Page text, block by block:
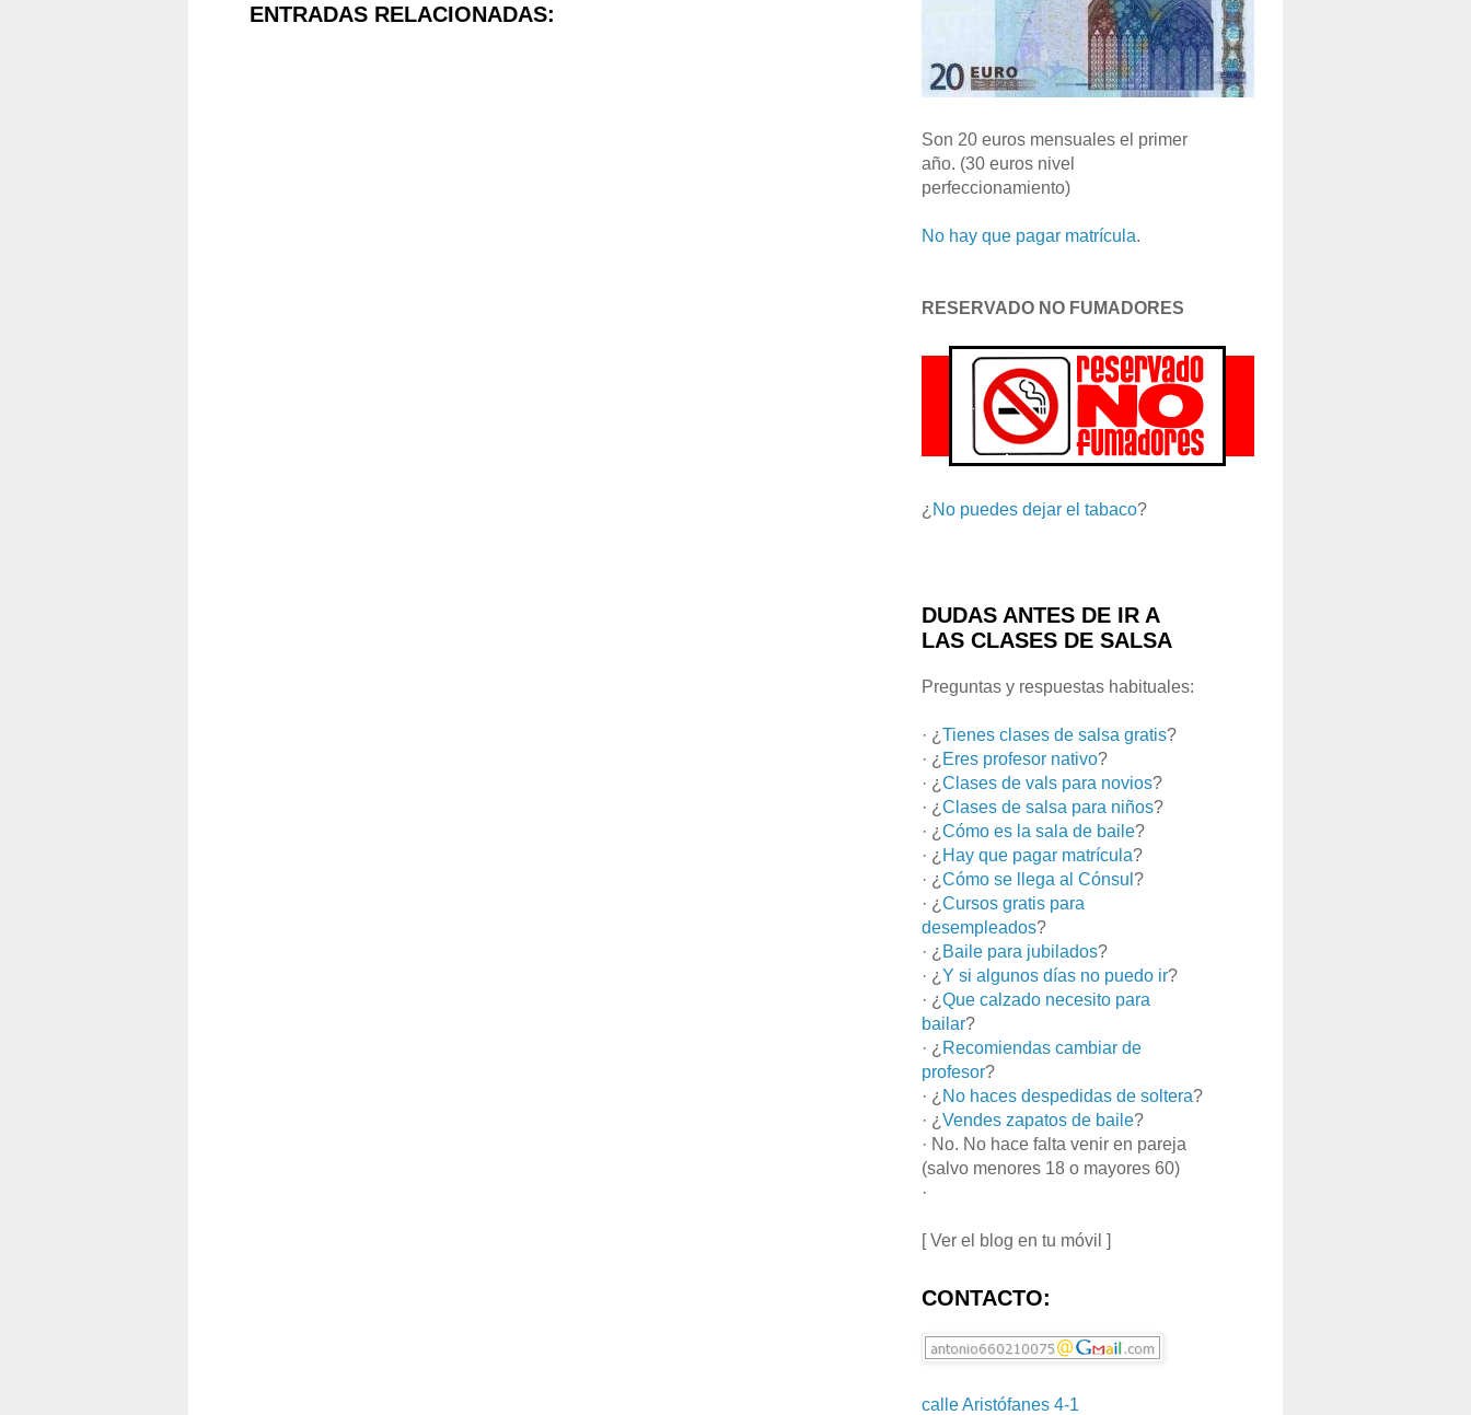
ENTRADAS RELACIONADAS:
Son 20 euros mensuales el primer
año. (30 euros nivel
perfeccionamiento)
No hay que pagar matrícula.
RESERVADO NO FUMADORES
¿ No puedes dejar el tabaco?
DUDAS ANTES DE IR A
LAS CLASES DE SALSA
Preguntas y respuestas habituales:
· ¿ Tienes clases de salsa gratis?
· ¿ Eres profesor nativo?
· ¿ Clases de vals para novios?
· ¿ Clases de salsa para niños?
· ¿ Cómo es la sala de baile?
· ¿ Hay que pagar matrícula?
· ¿ Cómo se llega al Cónsul ?
· ¿ Cursos gratis para
desempleados?
· ¿ Baile para jubilados?
· ¿ Y si algunos días no puedo ir?
· ¿ Que calzado necesito para
bailar?
· ¿ Recomiendas cambiar de
profesor?
· ¿ No haces despedidas de soltera?
· ¿ Vendes zapatos de baile?
· No. No hace falta venir en pareja
(salvo menores 18 o mayores 60)
·
[ Ver el blog en tu móvil ]
CONTACTO:
calle Aristófanes 4-1